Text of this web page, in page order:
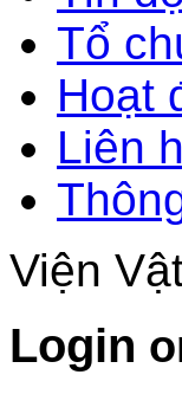
Tổ
Hoạt
Liên
Viện
Login